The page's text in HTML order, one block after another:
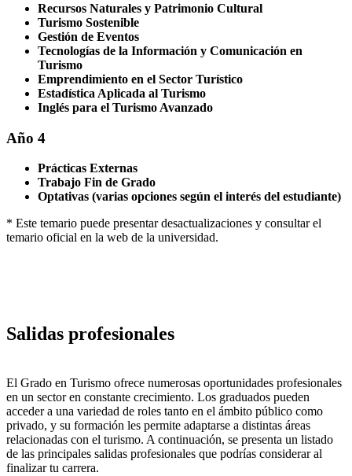
Recursos Naturales y Patrimonio Cultural
Turismo Sostenible
Gestión de Eventos
Tecnologías de la Información y Comunicación en
Turismo
Emprendimiento en el Sector Turístico
Estadística Aplicada al Turismo
Inglés para el Turismo Avanzado
Año 4
Prácticas Externas
Trabajo Fin de Grado
Optativas (varias opciones según el interés del estudiante)
* Este temario puede presentar desactualizaciones y consultar el
temario oficial en la web de la universidad.
Salidas profesionales
El Grado en Turismo ofrece numerosas oportunidades profesionales
en un sector en constante crecimiento. Los graduados pueden
acceder a una variedad de roles tanto en el ámbito público como
privado, y su formación les permite adaptarse a distintas áreas
relacionadas con el turismo. A continuación, se presenta un listado
de las principales salidas profesionales que podrías considerar al
finalizar tu carrera.